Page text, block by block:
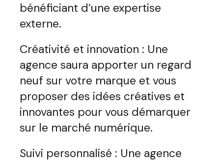
bénéficiant d’une expertise
externe.
Créativité et innovation : Une
agence saura apporter un regard
neuf sur votre marque et vous
proposer des idées créatives et
innovantes pour vous démarquer
sur le marché numérique.
Suivi personnalisé : Une agence